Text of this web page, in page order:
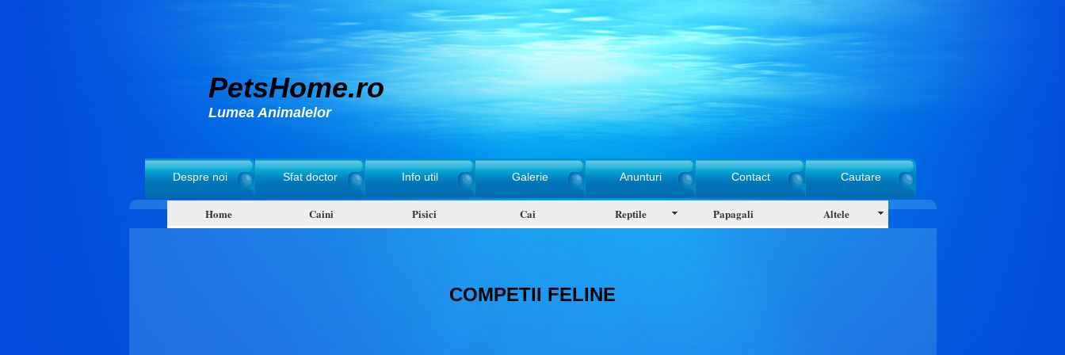
PetsHome.ro
Lumea Animalelor
Despre noi Sfat doctor Info util Galerie Anunturi Contact Cautare
Home Caini Pisici Cai Reptile Papagali Altele
COMPETII FELINE